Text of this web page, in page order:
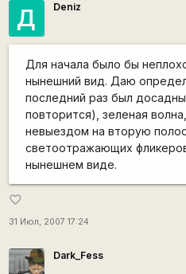
Д Deniz
Для начала было бы
нынешний вид. Даю
последний раз был
повторится), зеленая
невыездом на вторую
светоотражающих
нынешнем виде.
favorite_border
31 Июл, 2007 17:24
Dark_Fess